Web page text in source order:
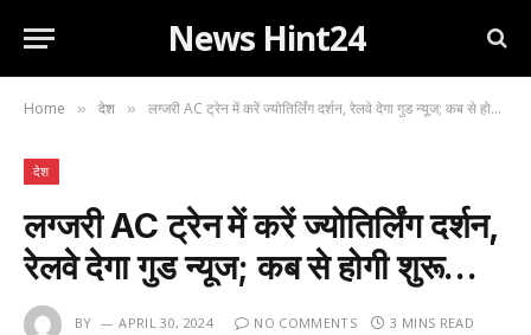
News Hint24
Home » देश » लग्जरी AC ट्रेन में करें ज्योतिर्लिंग दर्शन, रेलवे देगा गुड न्यूज; कब से होगी शुरू…
देश
लग्जरी AC ट्रेन में करें ज्योतिर्लिंग दर्शन,
रेलवे देगा गुड न्यूज; कब से होगी शुरू…
BY APRIL 30, 2024 NO COMMENTS 3 MINS READ